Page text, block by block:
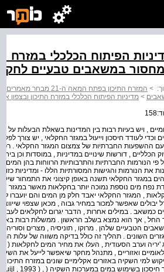
הפיתוח הכלכלי במזרח
במשאבים טבעיים
> המזרח התיכון בפתח המאה ה-21 מבחר מאמרים בגיאוגרפיה ? להסיבה העליונה
> מדיניות הפיתוח הכלכלי במזרח התיכון
, ויש בעיות רבות בין המדינות בשאלת הבעלות על
וכדי לעודד חיסכון וייעול במגזר החקלאי , יש צורך
ההשפעות החברתיות של צמצום המגזר החקלאי .
הכלליים , דורשות שינויים במדיניות , במוסדות וכן
פי הנורמות החברתיות והתרבותיות הרווחות בהן
את הנורמות והגישות המסורתיות הללו - ומדיניות
במגזר החקלאי תשנה באופן קיצוני את התמחור
נפח מים נוספת נמוכה יותר בחקלאות מאשר במגזר
, המגזר החקלאי יאבד חלק מן המים והם יועברו
יבולים שאפשר למכור במחיר גבוה , מכאן שצפוי
כמשאב . במילים אחרות , הדבר יגרום לחקלאים לעבור
החל , אך הוא נמצא בשלב הראשון . ממשלות רבות
הטבעיים שלהן . מרוקו , תוניסיה , מצרים
השונים . תהליך זה כולל בדיקה משווה של עלות
ואזוריים , מתנהל מחקר שיאפשר לייעל את
למי השקיה באזורים אקלימיים שונים במזרח התיכון